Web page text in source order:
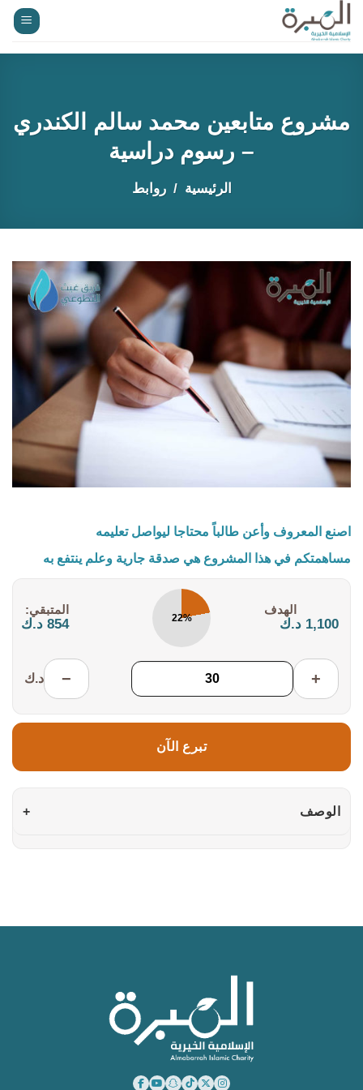
تخطي
للمحتوى
مشروع متابعين محمد سالم الكندري
– رسوم دراسية
الرئيسية روابط
اصنع المعروف وأعن طالباً محتاجا ليواصل تعليمه
مساهمتكم في هذا المشروع هي صدقة جارية وعلم ينتفع به
1,100 د.ك 22%
المتبقي:
854 د.ك
+
− د.ك
تبرع الآن
الوصف +